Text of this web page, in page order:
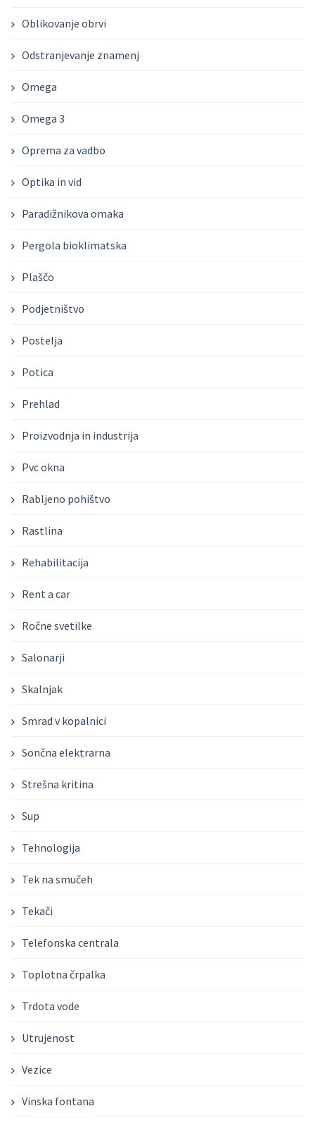
Oblikovanje obrvi
Odstranjevanje znamenj
Omega
Omega 3
Oprema za vadbo
Optika in vid
Paradižnikova omaka
Pergola bioklimatska
Plaščo
Podjetništvo
Postelja
Potica
Prehlad
Proizvodnja in industrija
Pvc okna
Rabljeno pohištvo
Rastlina
Rehabilitacija
Rent a car
Ročne svetilke
Salonarji
Skalnjak
Smrad v kopalnici
Sončna elektrarna
Strešna kritina
Sup
Tehnologija
Tek na smučeh
Tekači
Telefonska centrala
Toplotna črpalka
Trdota vode
Utrujenost
Vezice
Vinska fontana